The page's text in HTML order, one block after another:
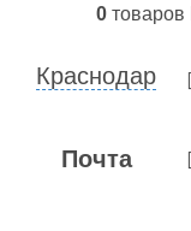
0 товаров
Краснодар
Почта